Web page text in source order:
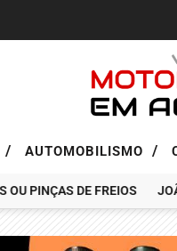
/ AUTOMOBILISMO /
PINÇAS DE FREIOS